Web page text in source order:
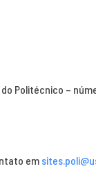
Politécnico –
em